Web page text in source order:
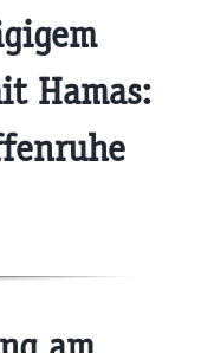
Hamas: